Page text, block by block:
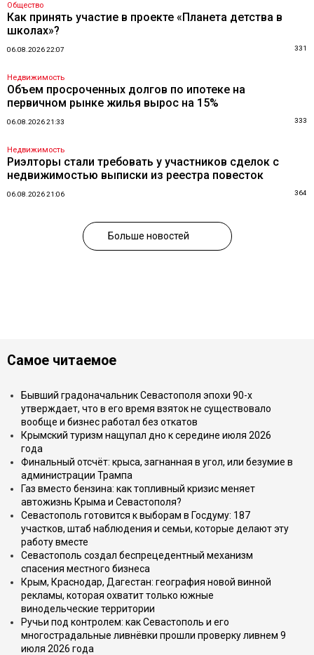
Общество
Как принять участие в проекте «Планета детства в
школах»?
06.08.2026 22:07 331
Недвижимость
Объем просроченных долгов по ипотеке на
первичном рынке жилья вырос на 15%
06.08.2026 21:33 333
Недвижимость
Риэлторы стали требовать у участников сделок с
недвижимостью выписки из реестра повесток
06.08.2026 21:06 364
Больше новостей
Самое читаемое
Бывший градоначальник Севастополя эпохи 90-х
утверждает, что в его время взяток не существовало
вообще и бизнес работал без откатов
Крымский туризм нащупал дно к середине июля 2026
года
Финальный отсчёт: крыса, загнанная в угол, или безумие в
администрации Трампа
Газ вместо бензина: как топливный кризис меняет
автожизнь Крыма и Севастополя?
Севастополь готовится к выборам в Госдуму: 187
участков, штаб наблюдения и семьи, которые делают эту
работу вместе
Севастополь создал беспрецедентный механизм
спасения местного бизнеса
Крым, Краснодар, Дагестан: география новой винной
рекламы, которая охватит только южные
винодельческие территории
Ручьи под контролем: как Севастополь и его
многострадальные ливнёвки прошли проверку ливнем 9
июля 2026 года